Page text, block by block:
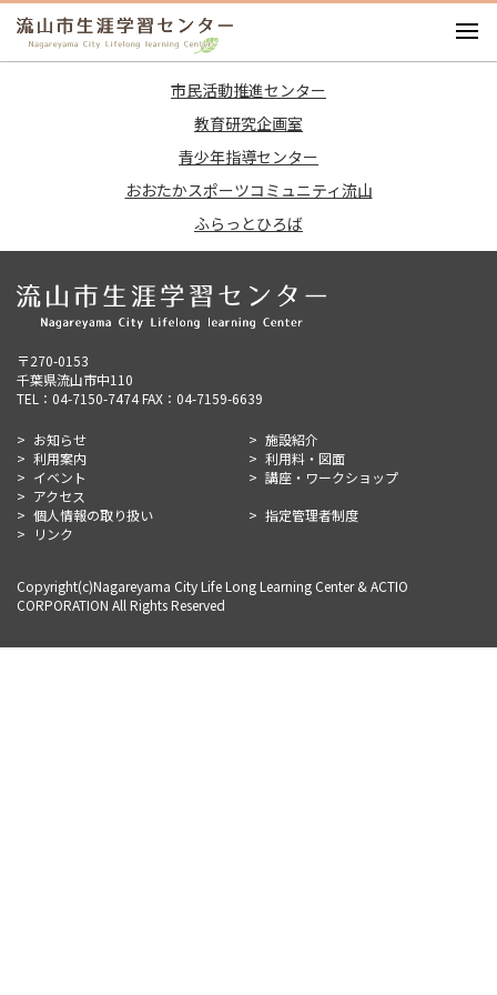
お知らせ
施設紹介
利用案内
利用料・図面
市民活動推進センター
教育研究企画室
青少年指導センター
おおたかスポーツコミュニティ流山
ふらっとひろば
〒270-0153
千葉県流山市中110
TEL：04-7150-7474 FAX：04-7159-6639
お知らせ
施設紹介
利用案内
利用料・図面
イベント
講座・ワークショップ
アクセス
個人情報の取り扱い
指定管理者制度
リンク
Copyright(c)Nagareyama City Life Long Learning Center & ACTIO
CORPORATION All Rights Reserved